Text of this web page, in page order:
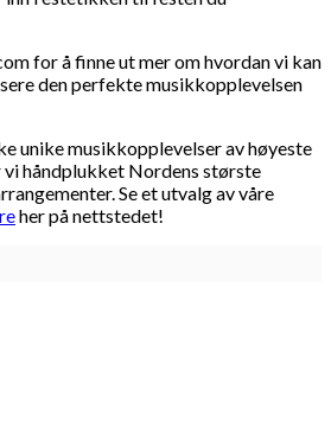
for å finne ut mer om hvordan vi kan
den perfekte musikkopplevelsen
unike musikkopplevelser av høyeste
håndplukket Nordens største
Se et utvalg av våre
her på nettstedet!